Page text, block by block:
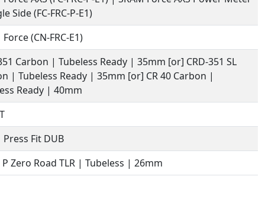
Side (FC-FRC-P-E1)
Force (CN-FRC-E1)
Carbon | Tubeless Ready | 35mm [or] CRD-351 SL
| Tubeless Ready | 35mm [or] CR 40 Carbon |
Ready | 40mm
Press Fit DUB
Zero Road TLR | Tubeless | 26mm